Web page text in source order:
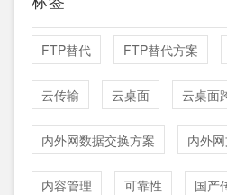
FTP替代 FTP替代方案
云传输 云桌面 云桌面
内外网数据交换方案 内外
内容管理 可靠性 国产